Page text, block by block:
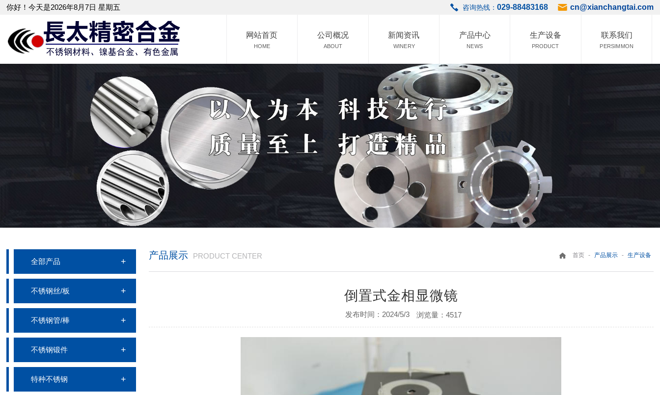
你好！今天是2026年8月7日 星期五 咨询热线： 029-88483168 cn@xianchangtai.com
网站首页
HOME
公司概况
ABOUT
新闻资讯
WINERY
产品中心
NEWS
生产设备
PRODUCT
联系我们
PERSIMMON
全部产品
不锈钢丝/板
不锈钢管/棒
不锈钢锻件
特种不锈钢
产品展示 PRODUCT CENTER 首页 - 产品展示 - 生产设备
倒置式金相显微镜
发布时间：2024/5/3 浏览量：4517